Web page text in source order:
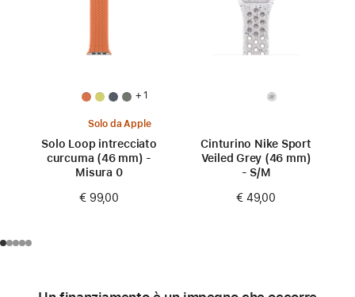
+ 1
Solo da Apple
Solo Loop intrecciato
curcuma (46 mm) -
Misura 0
€ 99,00
Cinturino Nike Sport
Veiled Grey (46 mm)
- S/M
€ 49,00